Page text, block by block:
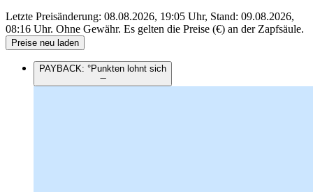
Letzte Preisänderung: 08.08.2026, 19:05 Uhr, Stand: 09.08.2026,
08:16 Uhr. Ohne Gewähr. Es gelten die Preise (€) an der Zapfsäule.
Preise neu laden
PAYBACK: °Punkten lohnt sich